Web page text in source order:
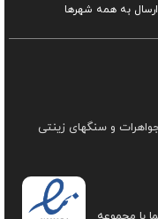
ارسال به همه شهرها
و سنگهای زینتی